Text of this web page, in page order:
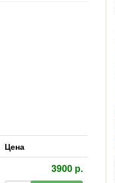
Цена
3900 р.